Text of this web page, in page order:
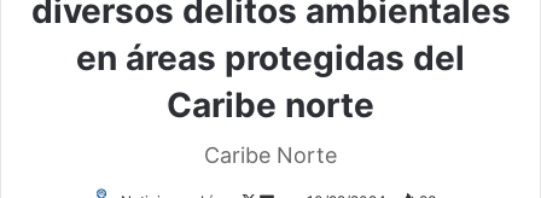
diversos delitos ambientales
en áreas protegidas del
Caribe norte
Caribe Norte